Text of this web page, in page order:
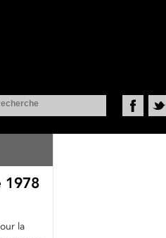
1978
la